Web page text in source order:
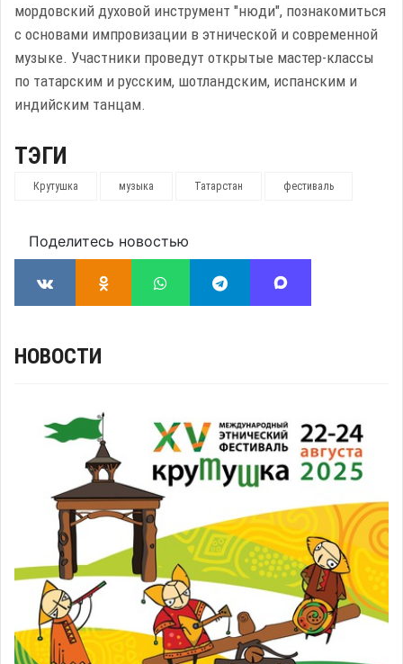
мордовский духовой инструмент "нюди", познакомиться
с основами импровизации в этнической и современной
музыке. Участники проведут открытые мастер-классы
по татарским и русским, шотландским, испанским и
индийским танцам.
ТЭГИ
Крутушка музыка Татарстан фестиваль
Поделитесь новостью
НОВОСТИ